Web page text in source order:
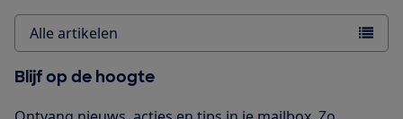
Alle artikelen
Blijf op de hoogte